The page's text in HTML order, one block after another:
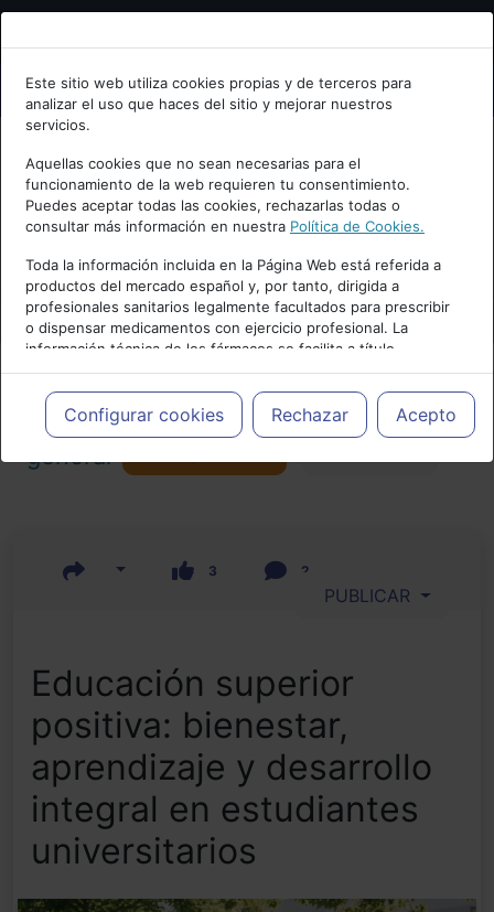
Bienvenid@ a psiquiatria.com
Escribe tu Email
Accede o regístrate con tu email.
Cancelar
Este sitio web utiliza cookies propias y de terceros para
analizar el uso que haces del sitio y mejorar nuestros
servicios.
Aquellas cookies que no sean necesarias para el
funcionamiento de la web requieren tu consentimiento.
Puedes aceptar todas las cookies, rechazarlas todas o
consultar más información en nuestra Política de Cookies.
Toda la información incluida en la Página Web está referida a
productos del mercado español y, por tanto, dirigida a
profesionales sanitarios legalmente facultados para prescribir
o dispensar medicamentos con ejercicio profesional. La
información técnica de los fármacos se facilita a título
meramente informativo, siendo responsabilidad de los
profesionales facultados prescribir medicamentos y decidir, en
cada caso concreto, el tratamiento más adecuado a las
necesidades del paciente.
Configurar cookies Rechazar Acepto
Actualidad y Artículos|Psicología
general
3 2
PUBLICAR
Educación superior
positiva: bienestar,
aprendizaje y desarrollo
integral en estudiantes
universitarios